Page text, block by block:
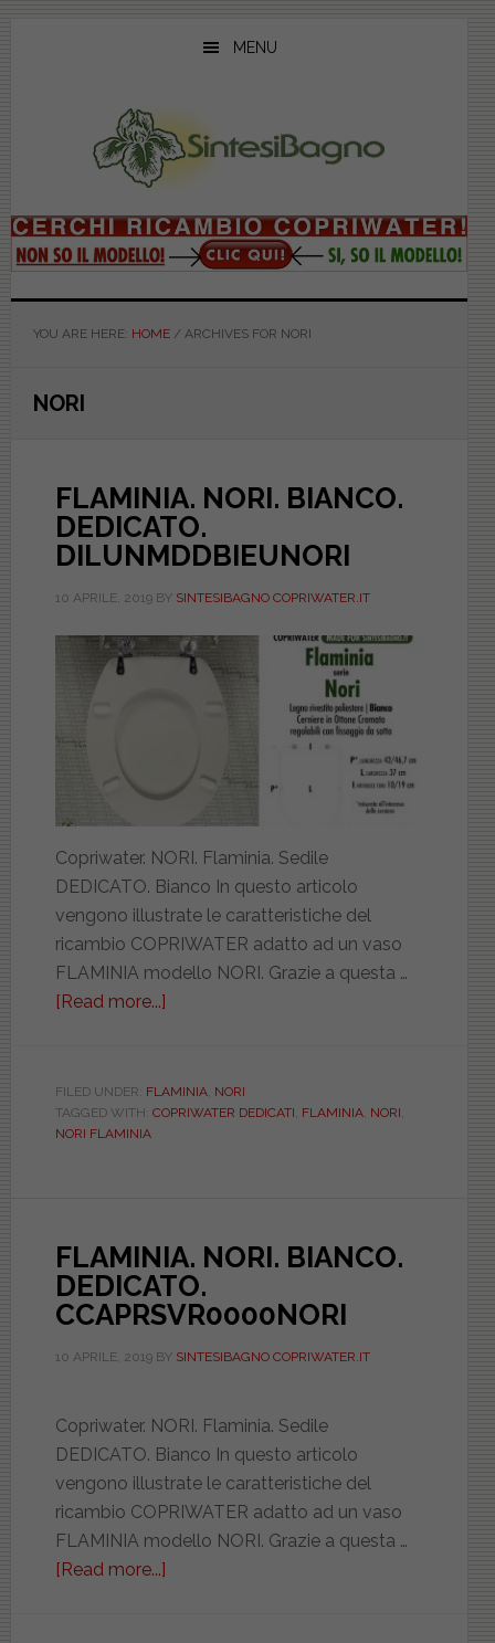
MENU
YOU ARE HERE: HOME /ARCHIVES FOR NORI
NORI
FLAMINIA. NORI. BIANCO.
DEDICATO.
DILUNMDDBIEUNORI
10 APRILE, 2019BY SINTESIBAGNO COPRIWATER.IT
Copriwater. NORI. Flaminia. Sedile
DEDICATO. Bianco In questo articolo
vengono illustrate le caratteristiche del
ricambio COPRIWATER adatto ad un vaso
FLAMINIA modello NORI. Grazie a questa …
[Read more...]
BIANCO.
DEDICATO.
FILED UNDER: FLAMINIA, NORI
TAGGED WITH: COPRIWATER DEDICATI FLAMINIA, NORI
NORI FLAMINIA
FLAMINIA. NORI. BIANCO.
DEDICATO.
CCAPRSVR0000NORI
10 APRILE, 2019BY SINTESIBAGNO COPRIWATER.IT
Copriwater. NORI. Flaminia. Sedile
DEDICATO. Bianco In questo articolo
vengono illustrate le caratteristiche del
ricambio COPRIWATER adatto ad un vaso
FLAMINIA modello NORI. Grazie a questa …
[Read more...]